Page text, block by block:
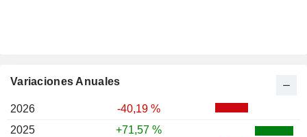
Variaciones Anuales
2026
-40,19 %
2025
+71,57 %